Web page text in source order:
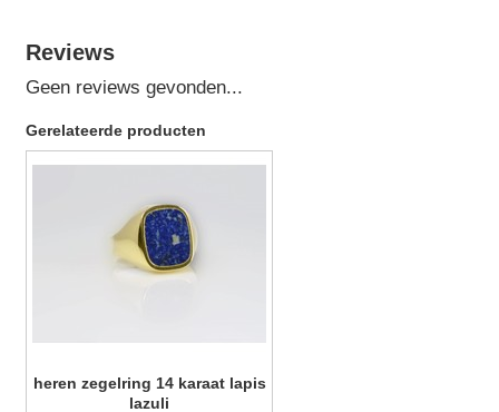
Reviews
Geen reviews gevonden...
Gerelateerde producten
heren zegelring 14 karaat lapis
lazuli